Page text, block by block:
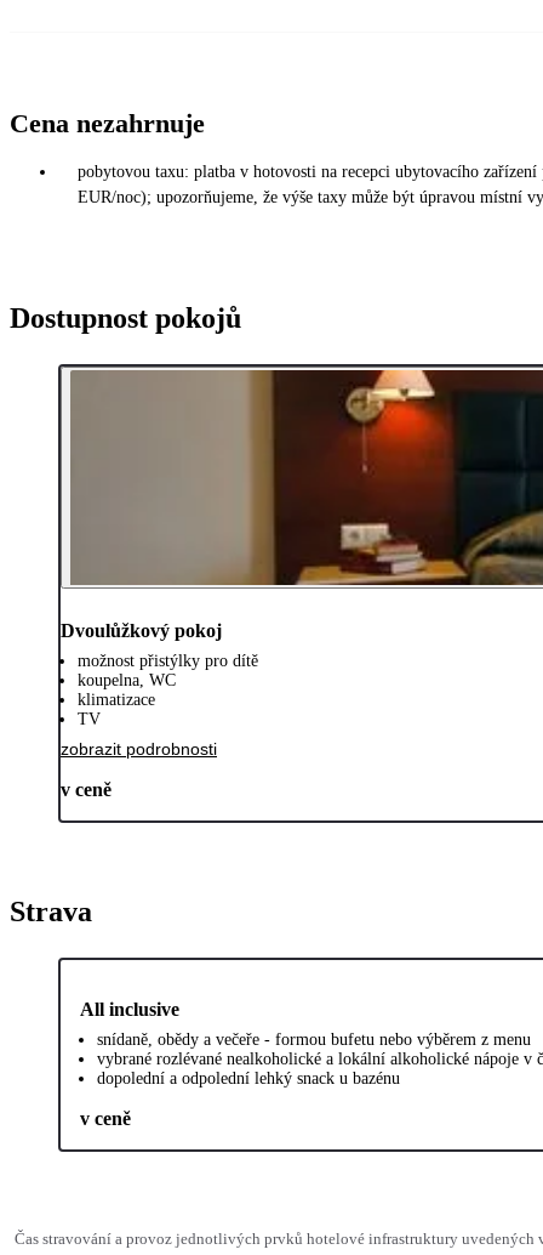
Cena nezahrnuje
pobytovou taxu: platba v hotovosti na recepci ubytovacího
EUR/noc); upozorňujeme, že výše taxy může být úpravou místní
Dostupnost pokojů
Dvoulůžkový pokoj
možnost přistýlky pro dítě
koupelna, WC
klimatizace
TV
zobrazit podrobnosti
v ceně
Strava
All inclusive
snídaně, obědy a večeře - formou bufetu nebo výběrem z menu
vybrané rozlévané nealkoholické a lokální alkoholické nápoje v
dopolední a odpolední lehký snack u bazénu
v ceně
Čas stravování a provoz jednotlivých prvků hotelové infrastruktury uvedených